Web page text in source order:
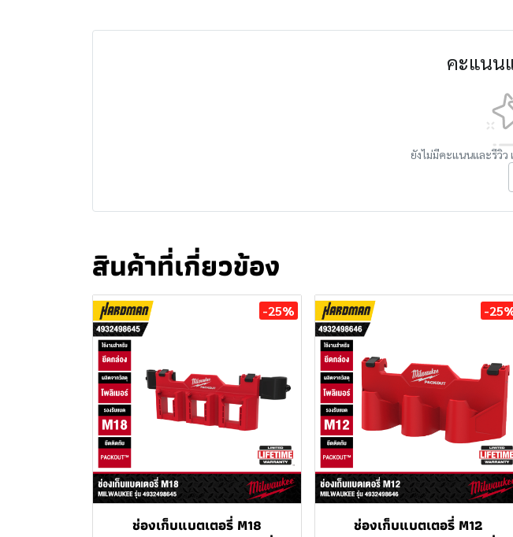
คะแนน
ยังไม่มีคะแนนและรีวิ
สินค้าที่เกี่ยวข้อง
-25%
ช่องเก็บแบตเตอรี่ M18
-
ช่องเก็บแบตเตอรี่ M12